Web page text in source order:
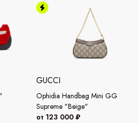
GUCCI
Ophidia Handbag Mini GG
Supreme "Beige"
от 123 000 ₽